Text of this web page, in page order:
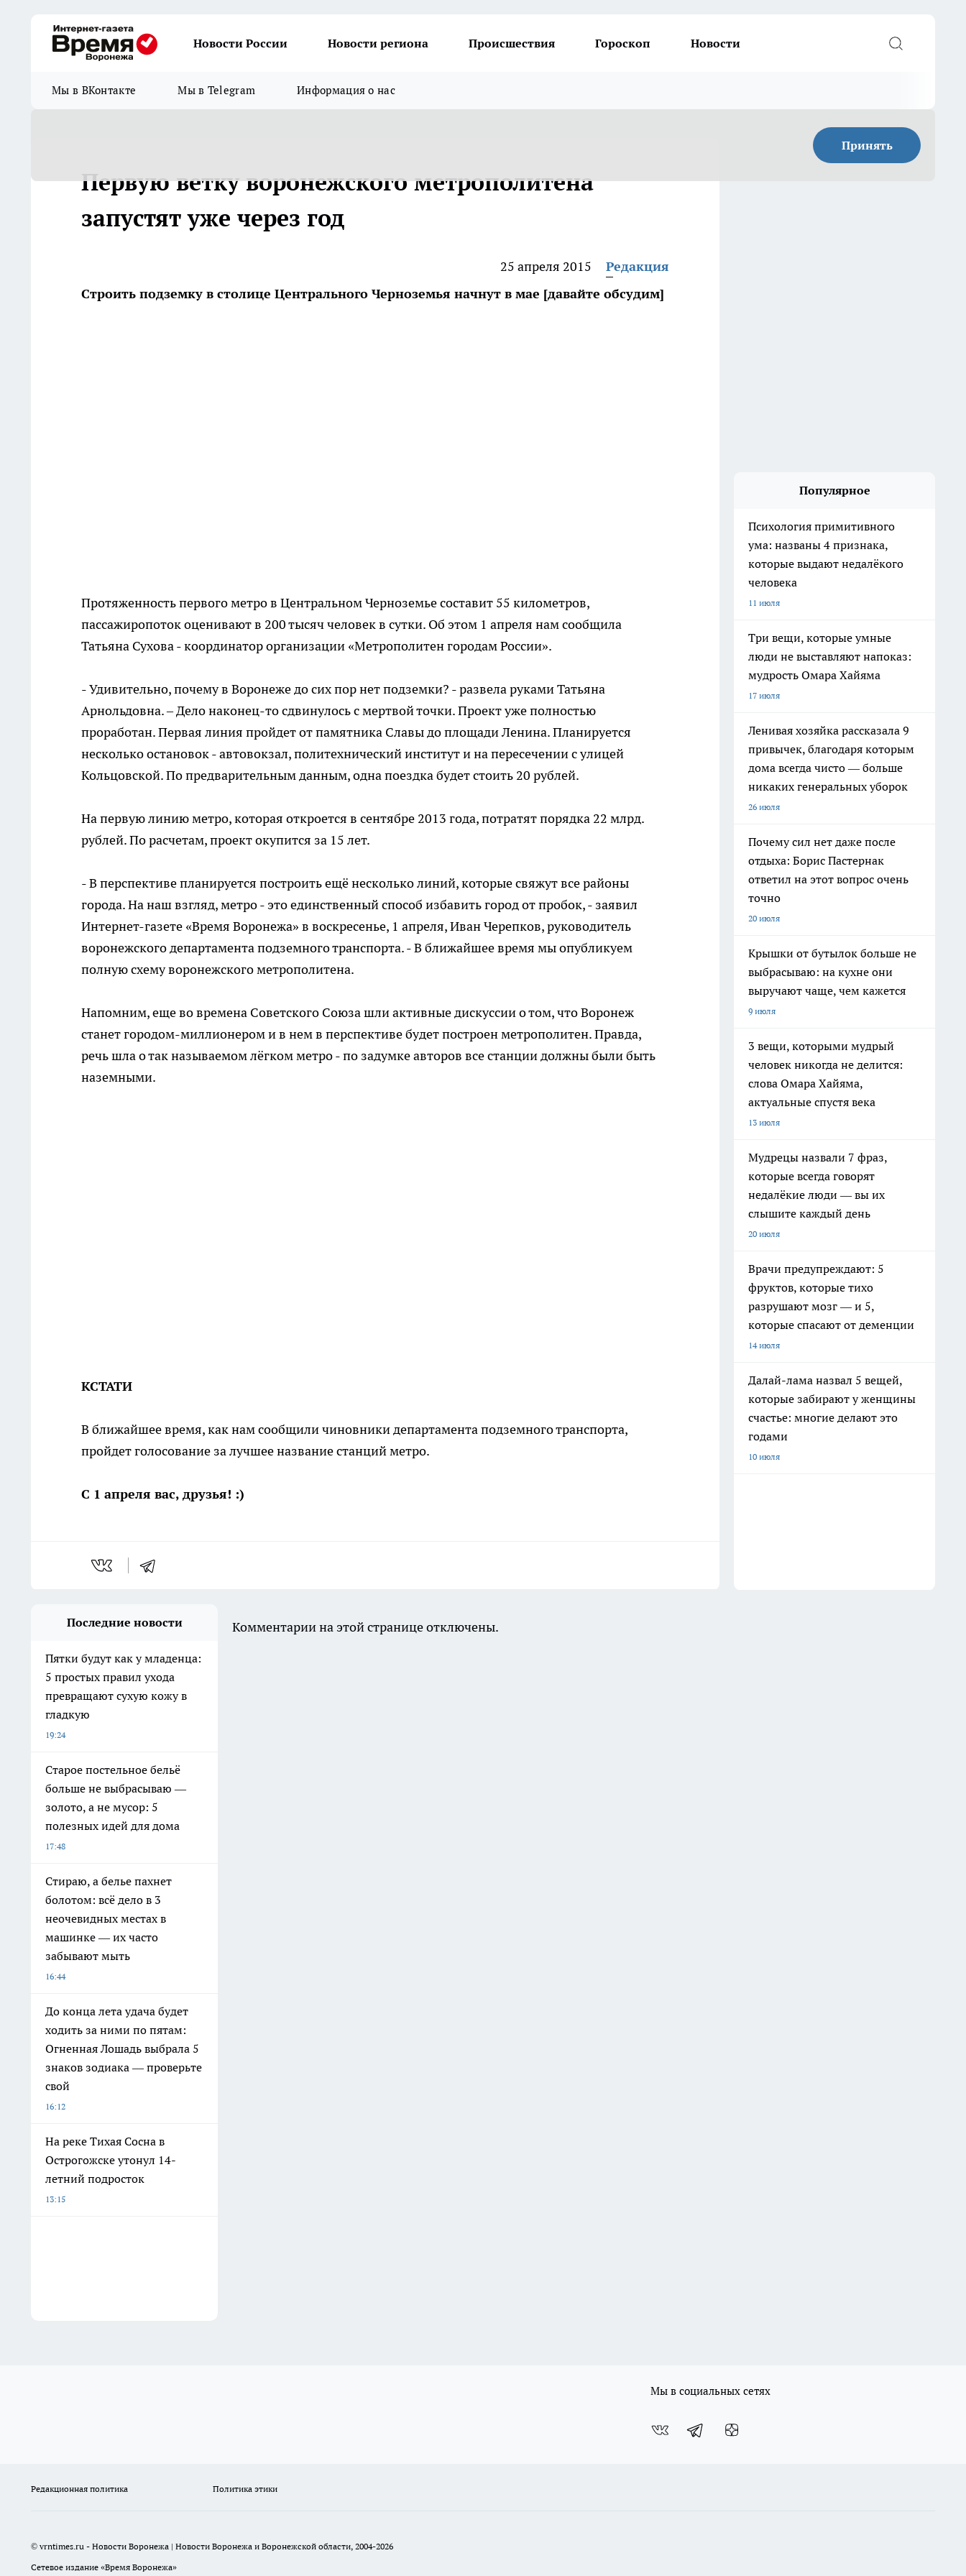
Новости России Новости региона Происшествия Гороскоп Новости
Мы в ВКонтакте Мы в Telegram Информация о нас
Принять
Первую ветку воронежского метрополитена
запустят уже через год
25 апреля 2015
Редакция
Строить подземку в столице Центрального Черноземья начнут в мае [давайте обсудим]
Протяженность первого метро в Центральном Черноземье составит 55 километров,
пассажиропоток оценивают в 200 тысяч человек в сутки. Об этом 1 апреля нам сообщила
Татьяна Сухова - координатор организации «Метрополитен городам России».
- Удивительно, почему в Воронеже до сих пор нет подземки? - развела руками Татьяна
Арнольдовна. – Дело наконец-то сдвинулось с мертвой точки. Проект уже полностью
проработан. Первая линия пройдет от памятника Славы до площади Ленина. Планируется
несколько остановок - автовокзал, политехнический институт и на пересечении с улицей
Кольцовской. По предварительным данным, одна поездка будет стоить 20 рублей.
На первую линию метро, которая откроется в сентябре 2013 года, потратят порядка 22 млрд.
рублей. По расчетам, проект окупится за 15 лет.
- В перспективе планируется построить ещё несколько линий, которые свяжут все районы
города. На наш взгляд, метро - это единственный способ избавить город от пробок, - заявил
Интернет-газете «Время Воронежа» в воскресенье, 1 апреля, Иван Черепков, руководитель
воронежского департамента подземного транспорта. - В ближайшее время мы опубликуем
полную схему воронежского метрополитена.
Напомним, еще во времена Советского Союза шли активные дискуссии о том, что Воронеж
станет городом-миллионером и в нем в перспективе будет построен метрополитен. Правда,
речь шла о так называемом лёгком метро - по задумке авторов все станции должны были быть
наземными.
КСТАТИ
В ближайшее время, как нам сообщили чиновники департамента подземного транспорта,
пройдет голосование за лучшее название станций метро.
С 1 апреля вас, друзья! :)
Популярное
Психология примитивного
ума: названы 4 признака,
которые выдают недалёкого
человека
11 июля
Три вещи, которые умные
люди не выставляют напоказ:
мудрость Омара Хайяма
17 июля
Ленивая хозяйка рассказала 9
привычек, благодаря которым
дома всегда чисто — больше
никаких генеральных уборок
26 июля
Почему сил нет даже после
отдыха: Борис Пастернак
ответил на этот вопрос очень
точно
20 июля
Крышки от бутылок больше не
выбрасываю: на кухне они
выручают чаще, чем кажется
9 июля
3 вещи, которыми мудрый
человек никогда не делится:
слова Омара Хайяма,
актуальные спустя века
13 июля
Мудрецы назвали 7 фраз,
которые всегда говорят
недалёкие люди — вы их
слышите каждый день
20 июля
Врачи предупреждают: 5
фруктов, которые тихо
разрушают мозг — и 5,
которые спасают от деменции
14 июля
Далай-лама назвал 5 вещей,
которые забирают у женщины
счастье: многие делают это
годами
10 июля
Последние новости
Пятки будут как у младенца:
5 простых правил ухода
превращают сухую кожу в
гладкую
19:24
Старое постельное бельё
больше не выбрасываю —
золото, а не мусор: 5
полезных идей для дома
17:48
Стираю, а белье пахнет
болотом: всё дело в 3
неочевидных местах в
машинке — их часто
забывают мыть
16:44
До конца лета удача будет
ходить за ними по пятам:
Огненная Лошадь выбрала 5
знаков зодиака — проверьте
свой
16:12
На реке Тихая Сосна в
Острогожске утонул 14-
летний подросток
13:15
Комментарии на этой странице отключены.
Мы в социальных сетях
Редакционная политика Политика этики
© vrntimes.ru - Новости Воронежа | Новости Воронежа и Воронежской области, 2004-2026
Сетевое издание «Время Воронежа»